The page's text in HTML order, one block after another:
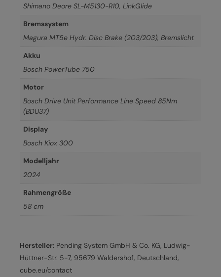
Shimano Deore SL-M5130-R10, LinkGlide
Bremssystem
Magura MT5e Hydr. Disc Brake (203/203), Bremslicht
Akku
Bosch PowerTube 750
Motor
Bosch Drive Unit Performance Line Speed 85Nm
(BDU37)
Display
Bosch Kiox 300
Modelljahr
2024
Rahmengröße
58 cm
Hersteller: Pending System GmbH & Co. KG, Ludwig-
Hüttner-Str. 5-7, 95679 Waldershof, Deutschland,
cube.eu/contact